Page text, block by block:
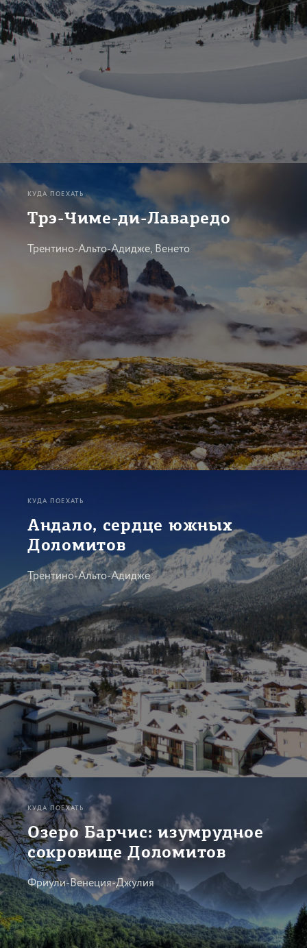
КУДА ПОЕХАТЬ
Трэ-Чиме-ди-Лаваредо
Трентино-Альто-Адидже, Венето
КУДА ПОЕХАТЬ
Андало, сердце южных
Доломитов
Трентино-Альто-Адидже
КУДА ПОЕХАТЬ
Озеро Барчис: изумрудное
сокровище Доломитов
Фриули-Венеция-Джулия